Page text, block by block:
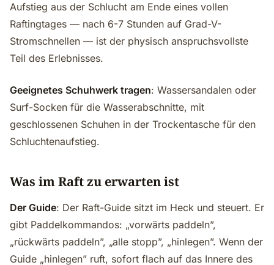
Aufstieg aus der Schlucht am Ende eines vollen
Raftingtages — nach 6-7 Stunden auf Grad-V-
Stromschnellen — ist der physisch anspruchsvollste
Teil des Erlebnisses.
Geeignetes Schuhwerk tragen: Wassersandalen oder
Surf-Socken für die Wasserabschnitte, mit
geschlossenen Schuhen in der Trockentasche für den
Schluchtenaufstieg.
Was im Raft zu erwarten ist
Der Guide: Der Raft-Guide sitzt im Heck und steuert. Er
gibt Paddelkommandos: „vorwärts paddeln”,
„rückwärts paddeln”, „alle stopp”, „hinlegen”. Wenn der
Guide „hinlegen” ruft, sofort flach auf das Innere des